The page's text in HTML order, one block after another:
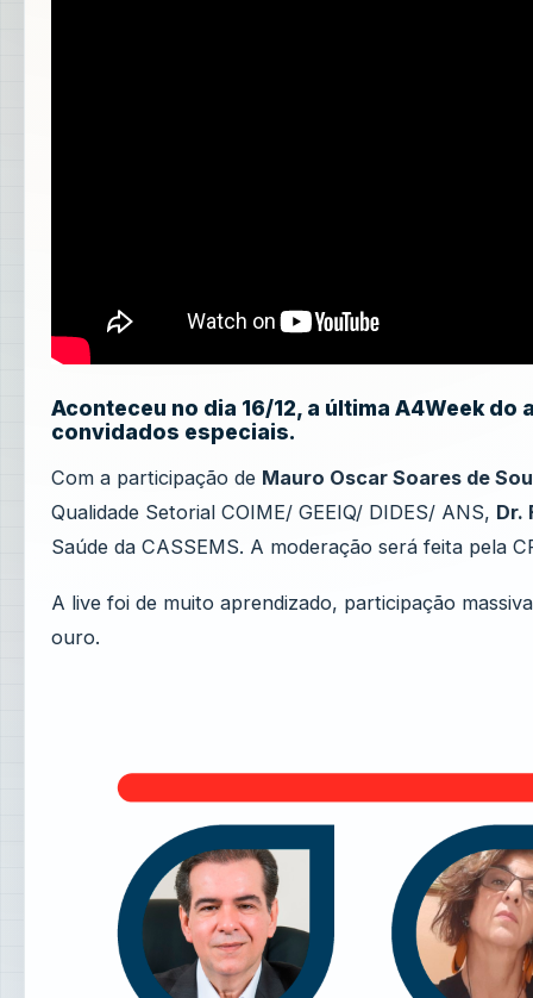
Aconteceu no dia 16/12, a última A4Week
convidados especiais.
Com a participação de Mauro Oscar Soares de
Qualidade Setorial COIME/ GEEIQ/ DIDES/ ANS, Dr.
Saúde da CASSEMS. A moderação será feita pela
A live foi de muito aprendizado, participação
ouro.